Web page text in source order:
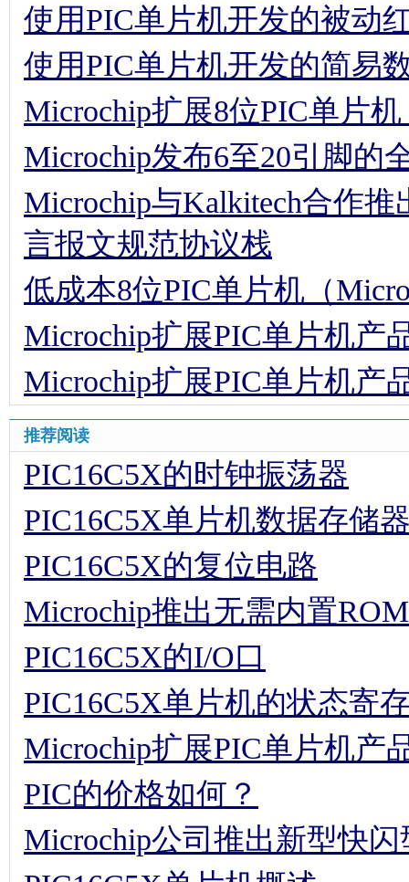
使用PIC单片机开发的被动
使用PIC单片机开发的简易
Microchip扩展8位PIC单片
Microchip发布6至20引脚的
Microchip与Kalkitech合作
言报文规范协议栈
低成本8位PIC单片机（
Microchip扩展PIC单片机产
Microchip扩展PIC单片机产
推荐阅读
PIC16C5X的时钟振荡器
PIC16C5X单片机数据存储
PIC16C5X的复位电路
Microchip推出无需内置
PIC16C5X的I/O口
PIC16C5X单片机的状态寄
Microchip扩展PIC单片机产
PIC的价格如何？
Microchip公司推出新型快